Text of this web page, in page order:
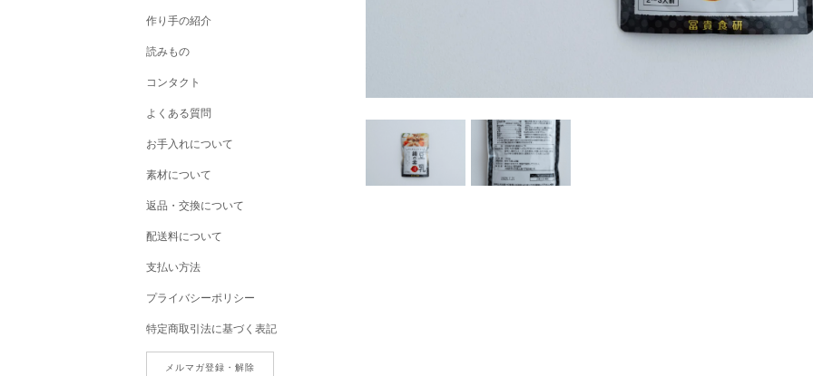
作り手の紹介
読みもの
コンタクト
よくある質問
お手入れについて
素材について
返品・交換について
配送料について
支払い方法
プライバシーポリシー
特定商取引法に基づく表記
メルマガ登録・解除